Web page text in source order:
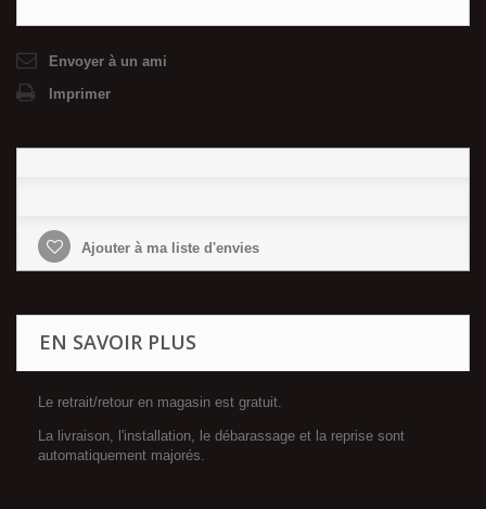
Envoyer à un ami
Imprimer
Ajouter à ma liste d'envies
EN SAVOIR PLUS
Le retrait/retour en magasin est gratuit.
La livraison, l'installation, le débarassage et la reprise sont
automatiquement majorés.